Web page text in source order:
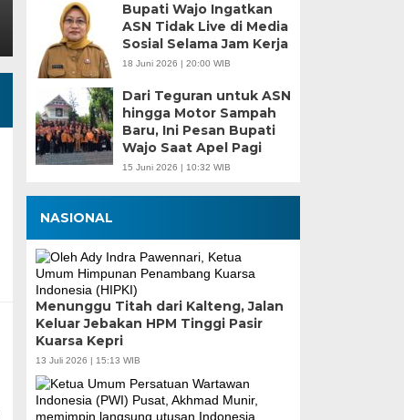
Bupati Wajo Ingatkan
ASN Tidak Live di Media
Sosial Selama Jam Kerja
18 Juni 2026 | 20:00 WIB
Dari Teguran untuk ASN
hingga Motor Sampah
Baru, Ini Pesan Bupati
Wajo Saat Apel Pagi
15 Juni 2026 | 10:32 WIB
NASIONAL
Menunggu Titah dari Kalteng, Jalan
Keluar Jebakan HPM Tinggi Pasir
Kuarsa Kepri
13 Juli 2026 | 15:13 WIB